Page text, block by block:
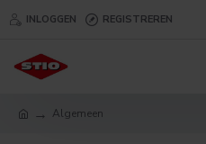
INLOGGEN REGISTREREN
Algemeen